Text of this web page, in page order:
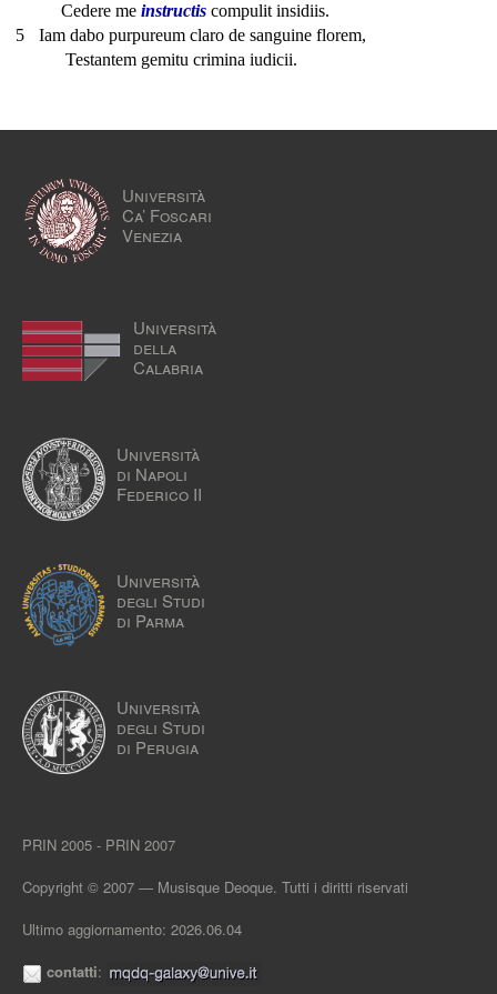
Cedere me instructis compulit insidiis.
5
Iam dabo purpureum claro de sanguine florem,
Testantem gemitu crimina iudicii.
Università
Ca’ Foscari
Venezia
Università
della
Calabria
Università
di Napoli
Federico II
Università
degli Studi
di Parma
Università
degli Studi
di Perugia
PRIN 2005 - PRIN 2007
Copyright © 2007 — Musisque Deoque. Tutti i diritti riservati
Ultimo aggiornamento: 2026.06.04
contatti: